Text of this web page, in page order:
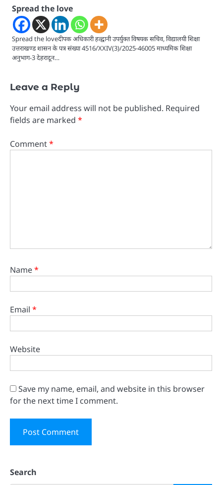
Spread the love
Spread the loveदीपक अधिकारी हल्द्वानी उपर्युक्त विषयक सचिव, विद्यालयी शिक्षा
उत्तराखण्ड शासन के पत्र संख्या 4516/XXIV(3)/2025-46005 माध्यमिक शिक्षा
अनुभाग-3 देहरादून…
Leave a Reply
Your email address will not be published. Required
fields are marked *
Comment*
Name*
Email *
Website
Save my name, email, and website in this browser
for the next time I comment.
Search